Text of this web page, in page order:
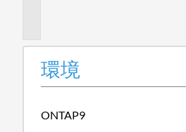
環境
ONTAP9